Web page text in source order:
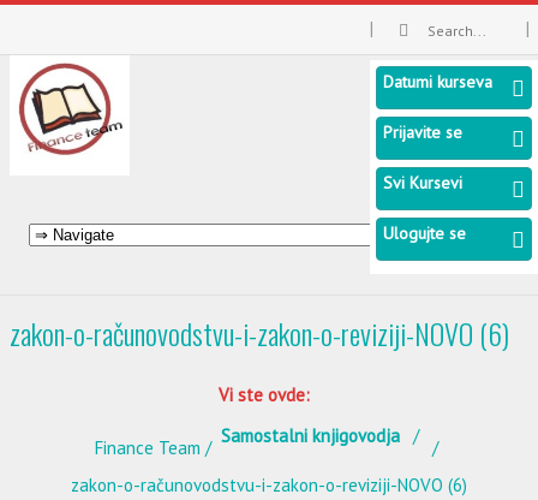
zakon-o-računovodstvu-i-zakon-o-reviziji-NOVO (6)
Vi ste ovde:
Finance Team
Samostalni knjigovodja
zakon-o-računovodstvu-i-zakon-o-reviziji-NOVO (6)
Datumi kurseva
Prijavite se
Svi Kursevi
Ulogujte se